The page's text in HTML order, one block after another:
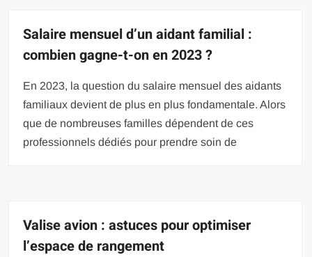
Salaire mensuel d’un aidant familial :
combien gagne-t-on en 2023 ?
En 2023, la question du salaire mensuel des aidants
familiaux devient de plus en plus fondamentale. Alors
que de nombreuses familles dépendent de ces
professionnels dédiés pour prendre soin de
Valise avion : astuces pour optimiser
l’espace de rangement